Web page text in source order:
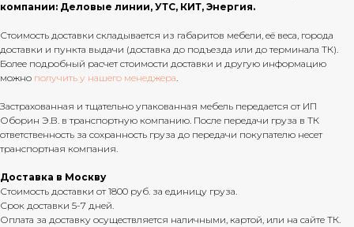
компании: Деловые линии, УТС, КИТ, Энергия.
Стоимость доставки складывается из габаритов мебели, её веса, города
доставки и пункта выдачи (доставка до подъезда или до терминала ТК).
Более подробный расчет стоимости доставки и другую информацию
можно получить у нашего менеджера.
Застрахованная и тщательно упакованная мебель передается от ИП
Оборин Э.В. в транспортную компанию. После передачи груза в ТК
ответственность за сохранность груза до передачи покупателю несет
транспортная компания.
Доставка в Москву
Стоимость доставки от 1800 руб. за единицу груза.
Срок доставки 5-7 дней.
Оплата за доставку осуществляется наличными, картой, или на сайте ТК.